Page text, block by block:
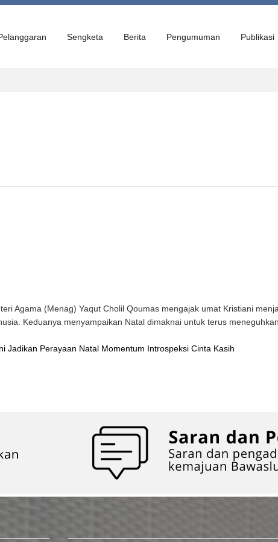
Sengketa Berita Pengumuman Publikasi
Agama (Menag) Yaqut Cholil Qoumas mengajak umat Kristiani
Keduanya menyampaikan Natal dimaknai untuk terus
Jadikan Perayaan Natal Momentum Introspeksi Cinta Kasih